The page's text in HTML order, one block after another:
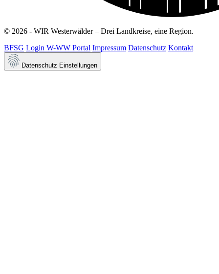
© 2026 - WIR Westerwälder – Drei Landkreise, eine Region.
BFSG Login W-WW Portal Impressum Datenschutz Kontakt
Datenschutz Einstellungen